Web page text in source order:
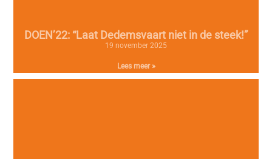
DOEN’22: “Laat Dedemsvaart niet in de steek!”
19 november 2025
Lees meer »